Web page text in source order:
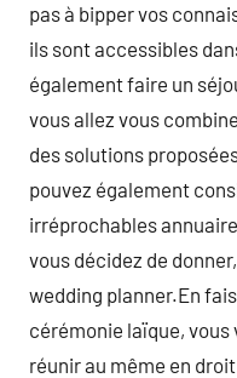
pas à bipper vos
ils sont accessibles
également faire un
vous allez vous
des solutions
pouvez également
irréprochables
vous décidez de
wedding planner.En
cérémonie laïque, vous
réunir au même en